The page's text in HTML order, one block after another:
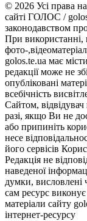
© 2026 Усі права
сайті ГОЛОС /
законодавством
При використанні,
фото-
golos.te.ua має
редакції може не
опубліковані
всебічність
Сайтом,
разі, якщо Ви не
або припиніть
несе
його сервісів
Редакція не
наведеної
думки, висловлені
сам ресурс
матеріали сайту
інтернет-ресурсу